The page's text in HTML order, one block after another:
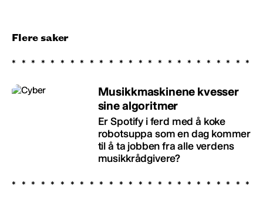
Flere saker
Musikkmaskinene kvesser
sine algoritmer
Er Spotify i ferd med å koke
robotsuppa som en dag kommer
til å ta jobben fra alle verdens
musikkrådgivere?